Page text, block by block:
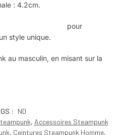
: 4.2cm.
pour
style unique.
au masculin, en misant sur la
:
ND
, Accessoires Steampunk
, Ceintures Steampunk Homme,